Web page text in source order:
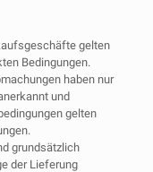
gelten
Bedingungen.
haben nur
und
gelten
grundsätzlich
der Lieferung